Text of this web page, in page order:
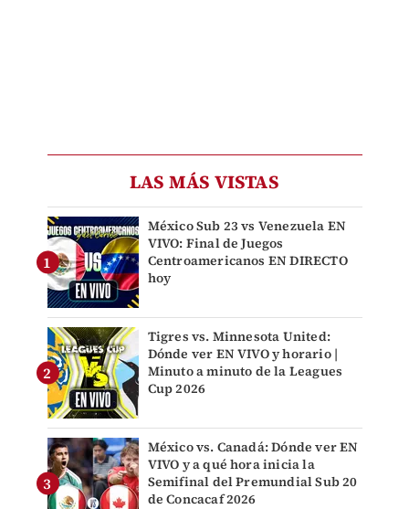
LAS MÁS VISTAS
México Sub 23 vs Venezuela EN
VIVO: Final de Juegos
Centroamericanos EN DIRECTO
hoy
Tigres vs. Minnesota United:
Dónde ver EN VIVO y horario |
Minuto a minuto de la Leagues
Cup 2026
México vs. Canadá: Dónde ver EN
VIVO y a qué hora inicia la
Semifinal del Premundial Sub 20
de Concacaf 2026